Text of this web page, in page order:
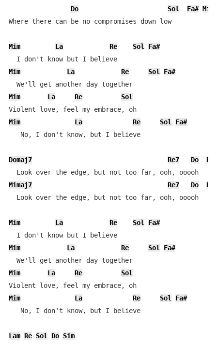
Do Sol Fa# Mi
Where there can be no compromises down low
Mim La Re Sol
Fa#
  I don't know but I believe
Mim
La Re Sol
Fa#
  We'll get another day together
Mim
La Re
Sol
Violent love, feel my embrace, oh
Mim
La Re Sol
Fa#
   No, I don't know, but I believe
Domaj7 Re7 Do
  Look over the edge, but not too far, ooh, ooooh
Mimaj7
Re7 Do
  Look over the edge, but not too far, ooh, ooooh
Mim La Re Sol
Fa#
  I don't know but I believe
Mim
La Re Sol
Fa#
  We'll get another day together
Mim
La Re
Sol
Violent love, feel my embrace, oh
Mim
La Re Sol
Fa#
   No, I don't know, but I believe
Lam Re Sol Do Sim